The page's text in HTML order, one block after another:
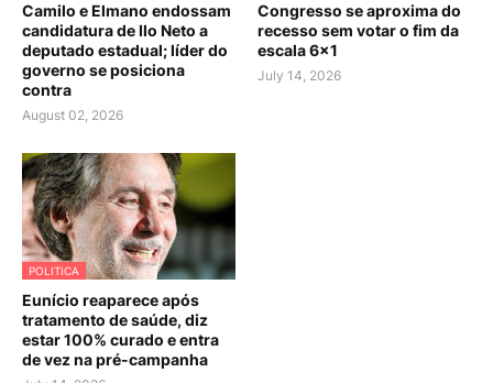
Camilo e Elmano endossam
candidatura de Ilo Neto a
deputado estadual; líder do
governo se posiciona
contra
August 02, 2026
Congresso se aproxima do
recesso sem votar o fim da
escala 6×1
July 14, 2026
POLITICA
Eunício reaparece após
tratamento de saúde, diz
estar 100% curado e entra
de vez na pré-campanha